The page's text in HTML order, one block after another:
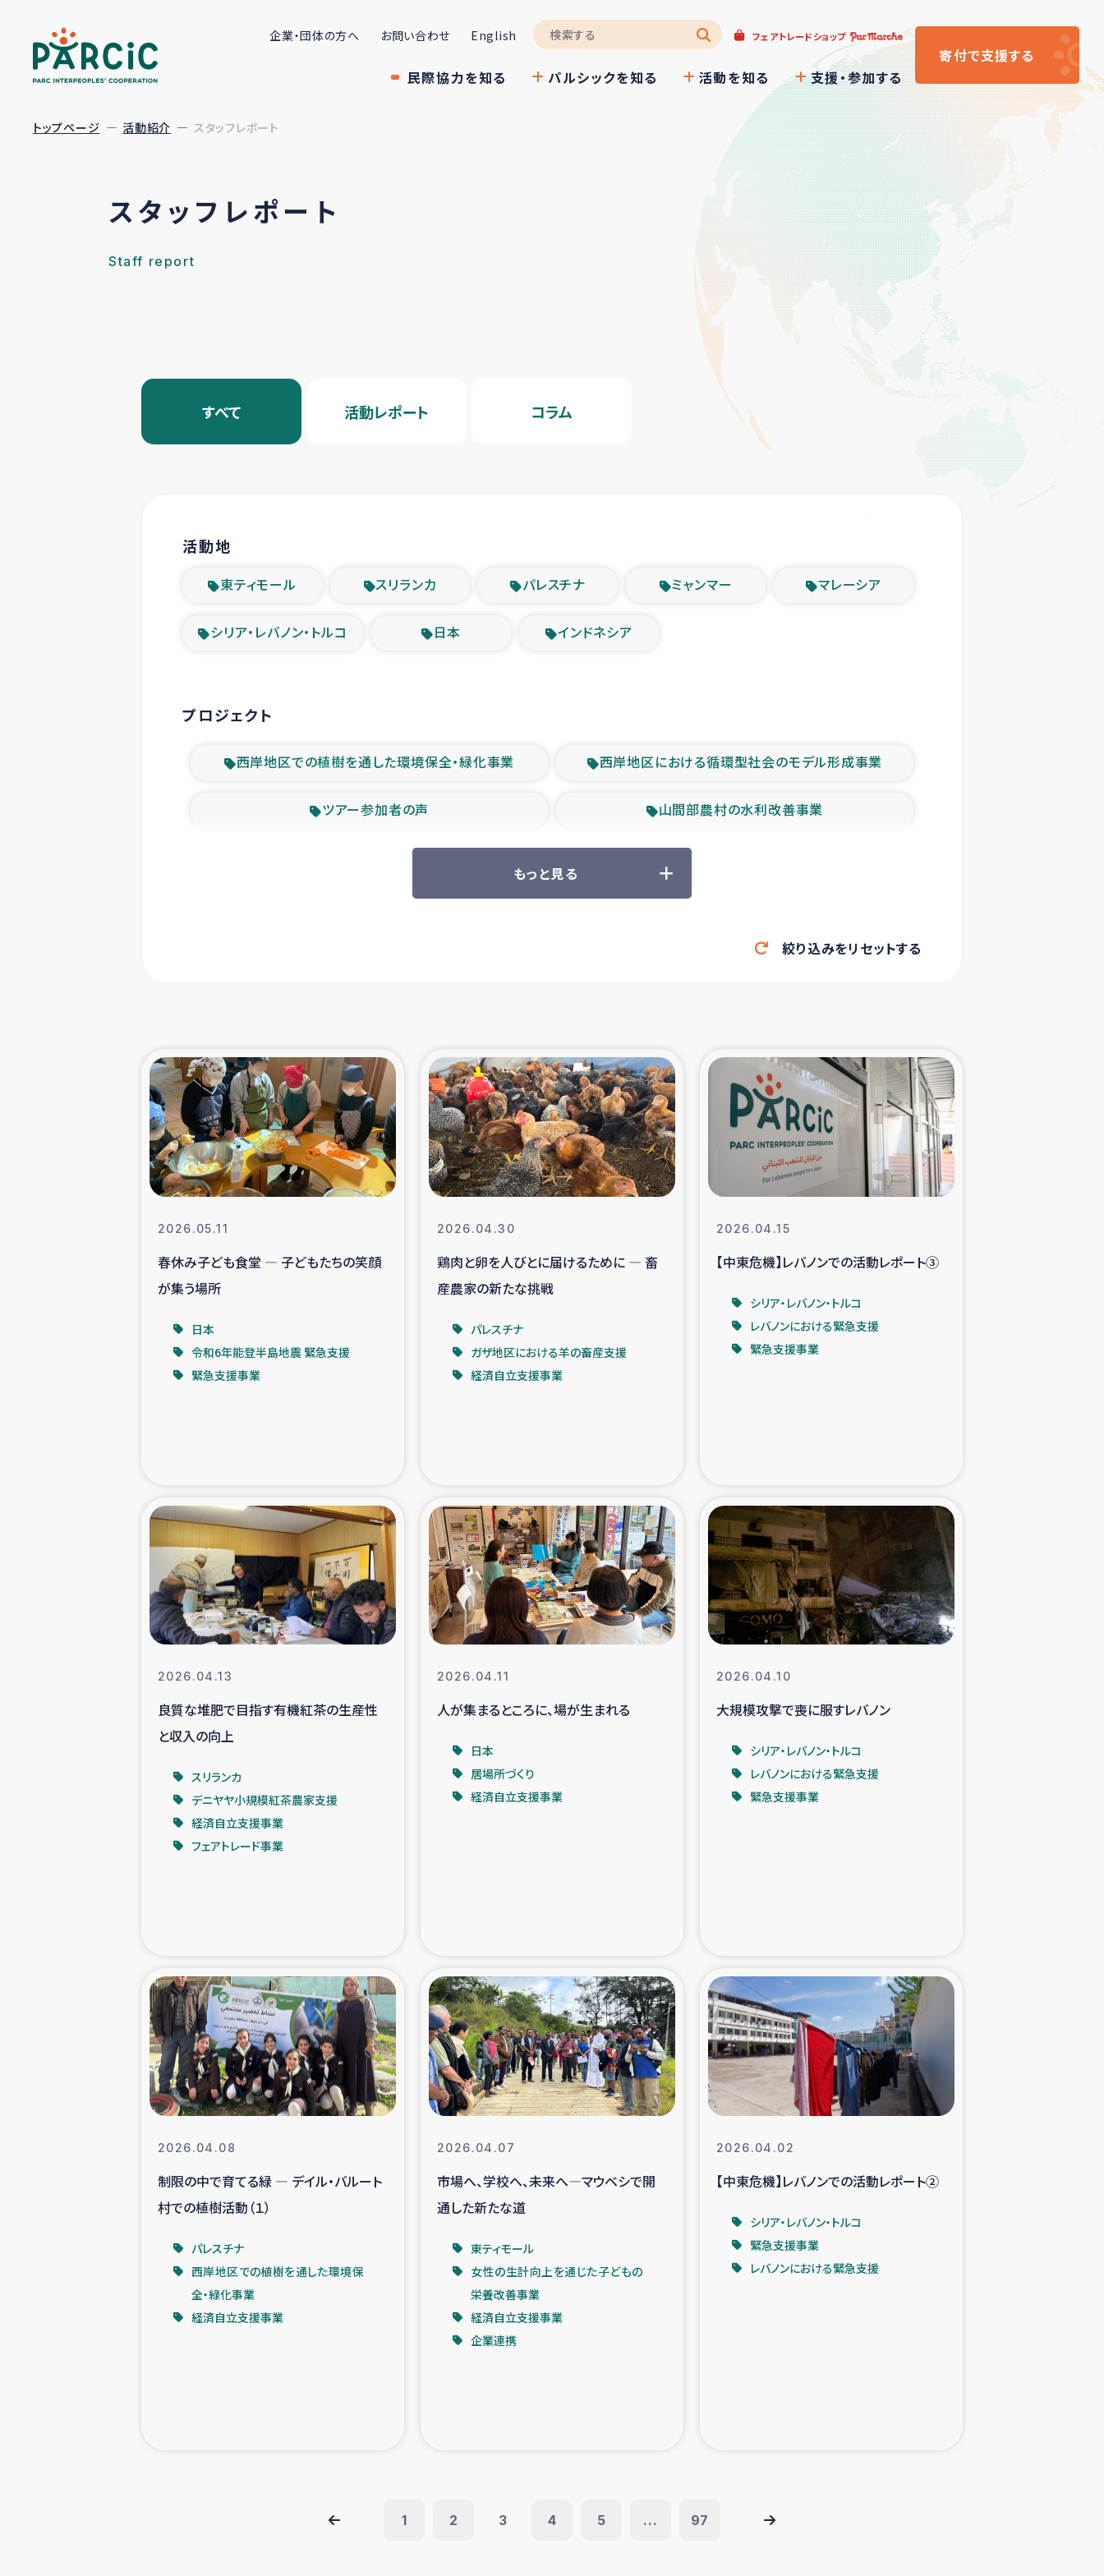
企業・団体の方へ お問い合わせ English フェアトレードショップ
民際協力を知る パルシックを知る 活動を知る 支援・参加する
寄付で支援する
トップページ 活動紹介 スタッフレポート
スタッフレポート
Staff report
すべて 活動レポート コラム
活動地
東ティモール スリランカ パレスチナ ミャンマー マレーシア
シリア・レバノン・トルコ 日本 インドネシア
プロジェクト
西岸地区での植樹を通した環境保全・緑化事業 西岸地区における循環型社会のモデル形成事業
ツアー参加者の声 山間部農村の水利改善事業
緊急救援の時代 森林保全型農業の支援事業
東ティモール豪雨緊急支援 大雨による洪水被災者支援
シリア国内避難民・帰還民の生活再建支援
スリランカ 緊急人道支援 スリランカ南部洪水被災者支援
スリランカの南北女性をつなぐサリー・リサイクル・プロジ
ェクト
復興支援事業
ガザ人道支援 令和6年能登半島地震 緊急支援
ミャンマー緊急支援
タイ国境ミャンマー移民子ども支援 漁民によるマングローブ植林活動
海外ルーツの市民との共生 神原ゼミxパルシック
石巻市街地在宅被災者支援 復興応援隊の活動
仮設住宅生活支援・農業復興支援 漁業復興支援
インターン・ボランティア日誌 経済自立支援事業
ガザ地区における羊の畜産支援 ガザ地区での公園の緑化を通じた支援事業
ガザ地区における被災住民への緊急支援 ガザ地区酪農を通した女性グループの生計支援
ふりかけ普及と食生活改善による栄養改善事業
トルコ・シリア地震被災者支援 デニヤヤ小規模紅茶農家支援
コーヒー生産者支援 アイナロ県マウベシ郡でのコーヒー畑改善事業
ベイルート大規模爆発被災者支援 女性の生計向上支援
アグロフォレストリー（カカオ）事業
もっと見る
絞り込みをリセットする
2026.05.11
春休み子ども食堂 ― 子どもたちの笑顔
が集う場所
日本
令和6年能登半島地震 緊急支援
緊急支援事業
2026.04.30
鶏肉と卵を人びとに届けるために ― 畜
産農家の新たな挑戦
パレスチナ
ガザ地区における羊の畜産支援
経済自立支援事業
2026.04.15
【中東危機】レバノンでの活動レポート③
シリア・レバノン・トルコ
レバノンにおける緊急支援
緊急支援事業
2026.04.13
良質な堆肥で目指す有機紅茶の生産性
と収入の向上
スリランカ
デニヤヤ小規模紅茶農家支援
経済自立支援事業
フェアトレード事業
2026.04.11
人が集まるところに、場が生まれる
日本
居場所づくり
経済自立支援事業
2026.04.10
大規模攻撃で喪に服すレバノン
シリア・レバノン・トルコ
レバノンにおける緊急支援
緊急支援事業
2026.04.08
制限の中で育てる緑 ― デイル・バルート
村での植樹活動（１）
パレスチナ
西岸地区での植樹を通した環境保
全・緑化事業
経済自立支援事業
2026.04.07
市場へ、学校へ、未来へ―マウベシで開
通した新たな道
東ティモール
女性の生計向上を通じた子どもの
栄養改善事業
経済自立支援事業
企業連携
2026.04.02
【中東危機】レバノンでの活動レポート②
シリア・レバノン・トルコ
緊急支援事業
レバノンにおける緊急支援
1 2 3 4 5 ... 97